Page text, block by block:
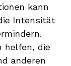
kann
Intensität
helfen, die
anderen